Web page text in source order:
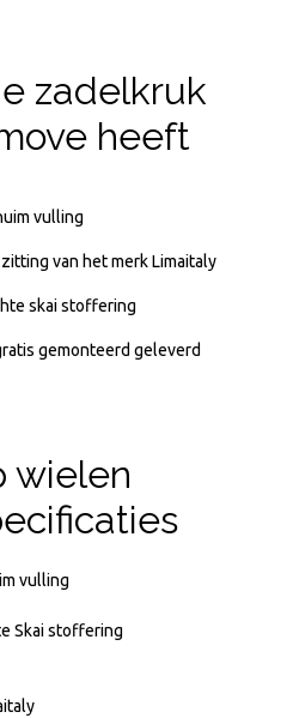
zadelkruk
heeft
vulling
van het merk Limaitaly
skai stoffering
gemonteerd geleverd
wielen
vulling
Skai stoffering